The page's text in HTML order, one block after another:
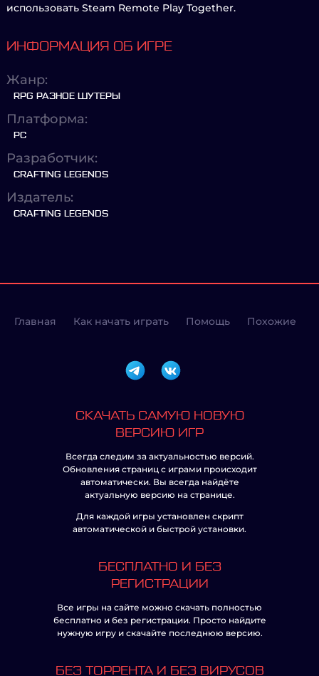
использовать Steam Remote Play Together.
ИНФОРМАЦИЯ ОБ ИГРЕ
Жанр:
RPG РАЗНОЕ ШУТЕРЫ
Платформа:
PC
Разработчик:
CRAFTING LEGENDS
Издатель:
CRAFTING LEGENDS
Главная Как начать играть Помощь Похожие
СКАЧАТЬ САМУЮ НОВУЮ
ВЕРСИЮ ИГР
Всегда следим за актуальностью версий.
Обновления страниц с играми происходит
автоматически. Вы всегда найдёте
актуальную версию на странице.
Для каждой игры установлен скрипт
автоматической и быстрой установки.
БЕСПЛАТНО И БЕЗ
РЕГИСТРАЦИИ
Все игры на сайте можно скачать полностью
бесплатно и без регистрации. Просто найдите
нужную игру и скачайте последнюю версию.
БЕЗ ТОРРЕНТА И БЕЗ ВИРУСОВ